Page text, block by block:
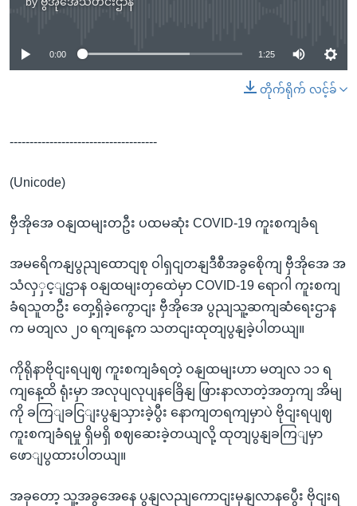
No media source currently available
0:00 1:25
တိုက်ရိုက် လင့်ခ်
-------------------------------------
(Unicode)
ဗှီအိုအေ ဝနျထမျးတဦး ပထမဆုံး COVID-19 ကူးစကျခံရ
အမရေိကနျပွညျထောငျစု ဝါရှငျတနျဒီစီအခွစေိုကျ ဗှီအိုအေ အ
သံလှှင့ျဌာန ဝနျထမျးတှထေဲမှာ COVID-19 ရောဂါ ကူးစကျ
ခံရသူတဦး တှေ့ရှိခဲ့ကွောငျး ဗှီအိုအေ ပွညျသူ့ဆကျဆံရေးဌာန
က မတျလ ၂၀ ရကျနေ့က သတငျးထုတျပွနျခဲ့ပါတယျ။
ကိုရိုနာဗိုငျးရပျဈ ကူးစကျခံရတဲ့ ဝနျထမျးဟာ မတျလ ၁၁ ရ
ကျနေ့ထိ ရုံးမှာ အလုပျလုပျနခြေိနျ ဖြားနာလာတဲ့အတှကျ အိမျ
ကို ခကြျခငြျးပွနျသှားခဲ့ပွီး နောကျတရကျမှာပဲ ဗိုငျးရပျဈ
ကူးစကျခံရမှု ရှိမရှိ စဈဆေးခဲ့တယျလို့ ထုတျပွနျခကြျမှာ
ဖောျပွထားပါတယျ။
အခုတော့ သူ့အခွအေနေ ပွနျလညျကောငျးမှနျလာနပွေီး ဗိုငျးရ